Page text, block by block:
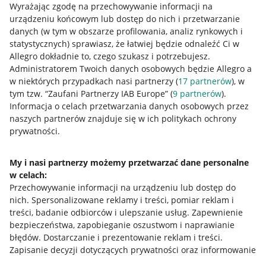
Wyrażając zgodę na przechowywanie informacji na
urządzeniu końcowym lub dostęp do nich i przetwarzanie
danych (w tym w obszarze profilowania, analiz rynkowych i
statystycznych) sprawiasz, że łatwiej będzie odnaleźć Ci w
Allegro dokładnie to, czego szukasz i potrzebujesz.
Administratorem Twoich danych osobowych będzie Allegro a
w niektórych przypadkach nasi partnerzy (17 partnerów), w
tym tzw. “Zaufani Partnerzy IAB Europe” (9 partnerów).
Informacja o celach przetwarzania danych osobowych przez
naszych partnerów znajduje się w ich politykach ochrony
prywatności.
My i nasi partnerzy możemy przetwarzać dane personalne
w celach:
Przechowywanie informacji na urządzeniu lub dostęp do
nich. Spersonalizowane reklamy i treści, pomiar reklam i
treści, badanie odbiorców i ulepszanie usług. Zapewnienie
bezpieczeństwa, zapobieganie oszustwom i naprawianie
błędów. Dostarczanie i prezentowanie reklam i treści.
Zapisanie decyzji dotyczących prywatności oraz informowanie
Przydatne informacje
Jak to działa
Allegro Gadane dla sprzedających
Allegro Gadane dla kupujących
Mapa miejscowości
Informacje prawne